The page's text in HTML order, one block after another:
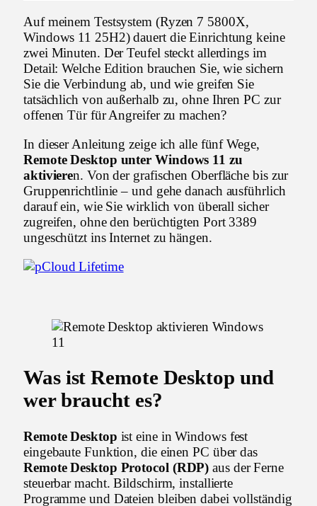
Auf meinem Testsystem (Ryzen 7 5800X,
Windows 11 25H2) dauert die Einrichtung keine
zwei Minuten. Der Teufel steckt allerdings im
Detail: Welche Edition brauchen Sie, wie sichern
Sie die Verbindung ab, und wie greifen Sie
tatsächlich von außerhalb zu, ohne Ihren PC zur
offenen Tür für Angreifer zu machen?
In dieser Anleitung zeige ich alle fünf Wege,
Remote Desktop unter Windows 11 zu
aktivieren. Von der grafischen Oberfläche bis zur
Gruppenrichtlinie – und gehe danach ausführlich
darauf ein, wie Sie wirklich von überall sicher
zugreifen, ohne den berüchtigten Port 3389
ungeschützt ins Internet zu hängen.
Was ist Remote Desktop und
wer braucht es?
Remote Desktop ist eine in Windows fest
eingebaute Funktion, die einen PC über das
Remote Desktop Protocol (RDP) aus der Ferne
steuerbar macht. Bildschirm, installierte
Programme und Dateien bleiben dabei vollständig